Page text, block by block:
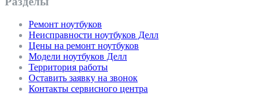
Ремонт ноутбуков
Неисправности ноутбуков Делл
Цены на ремонт ноутбуков
Модели ноутбуков Делл
Территория работы
Оставить заявку на звонок
Контакты сервисного центра